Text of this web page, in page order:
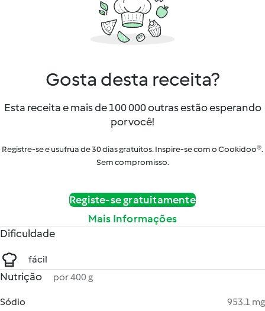
Gosta desta receita?
Esta receita e mais de 100 000 outras estão esperando
por você!
Registre-se e usufrua de 30 dias gratuitos. Inspire-se com o Cookidoo®.
Sem compromisso.
Registe-se gratuitamente
Mais Informações
Dificuldade
fácil
Nutrição por 400 g
Sódio
953.1 mg